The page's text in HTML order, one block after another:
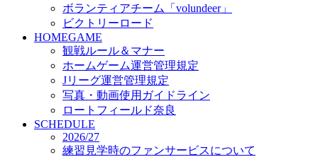
FANCOMMUNITY
2026/27ファンコミュニティ
サポートショップ
GOODS
オフィシャルストア（実店舗）
オンラインストア
ACADEMY
アカデミーについて
プロジェクト
コーチ&スタッフ
ジュニア
ボランティアチーム「volundeer」
ビクトリーロード
HOMEGAME
観戦ルール＆マナー
ホームゲーム運営管理規定
Jリーグ運営管理規定
写真・動画使用ガイドライン
ロートフィールド奈良
SCHEDULE
2026/27
練習見学時のファンサービスについて